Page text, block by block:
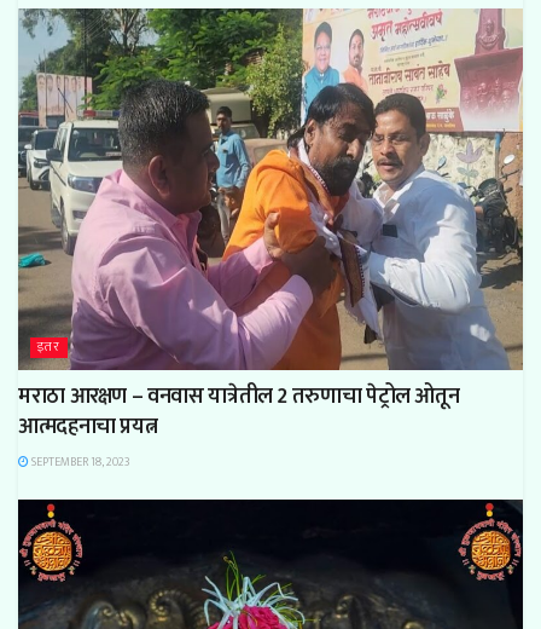
इतर
मराठा आरक्षण – वनवास यात्रेतील 2 तरुणाचा पेट्रोल ओतून
आत्मदहनाचा प्रयत्न
SEPTEMBER 18, 2023